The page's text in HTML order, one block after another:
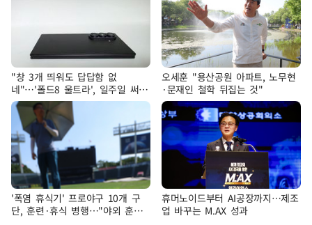
"창 3개 띄워도 답답함 없
네"…'폴드8 울트라', 일주일 써보
니
오세훈 "용산공원 아파트, 노무현
·문재인 철학 뒤집는 것"
'폭염 휴식기' 프로야구 10개 구
단, 훈련·휴식 병행…"야외 훈련
휴머노이드부터 AI공장까지…제조
업 바꾸는 M.AX 성과